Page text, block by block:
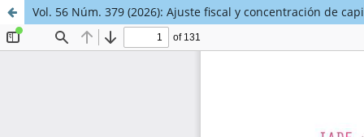
Vol. 56 Núm. 379 (2026): Ajuste fiscal y concentración de